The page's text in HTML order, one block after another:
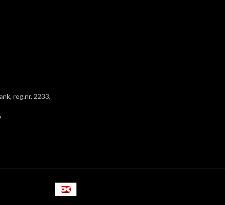
reg.nr. 2233,